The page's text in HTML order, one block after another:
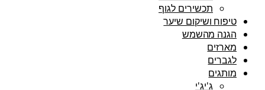
תכשירים לגוף
טיפוח ושיקום שיער
הגנה מהשמש
מארזים
לגברים
מותגים
ג'יג'י